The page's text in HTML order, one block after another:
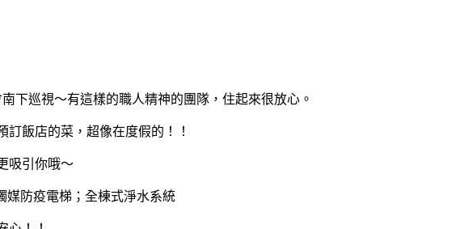
下巡視～有這樣的職人精神的團隊，住起來很放心。
飯店的菜，超像在度假的！！
吸引你哦～
媒防疫電梯；全棟式淨水系統